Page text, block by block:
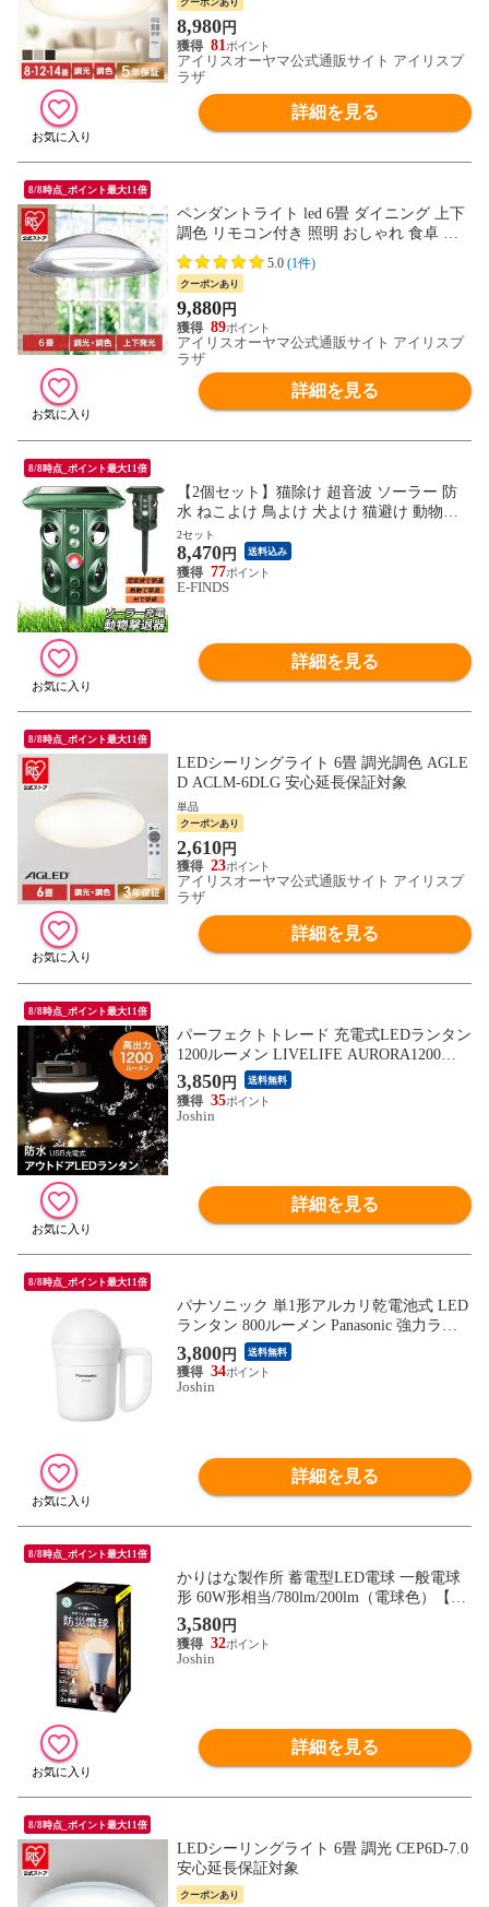
クーポンあり
8,980円
81
アイリスオーヤマ公式通販サイト アイリスプ
ラザ
詳細を見る
8/8時点_ポイント最大11倍
ペンダントライト led 6畳 ダイニング 上下
調色 リモコン付き 照明 おしゃれ 食卓 寝
室 天井 照明器具 吊り シンプル ライト リ
ビング 取付 簡単 新生活 アイリスオーヤマ
PL6DL-YA2 * 【安心延長保証対象】
5.0 (1件)
クーポンあり
9,880円
89
アイリスオーヤマ公式通販サイト アイリスプ
ラザ
詳細を見る
8/8時点_ポイント最大11倍
【2個セット】猫除け 超音波 ソーラー 防
水 ねこよけ 鳥よけ 犬よけ 猫避け 動物撃
退器 USB充電 ＆ ソーラー充電 LEDフラッ
シュライト 振動 5つ撃退モード 音量調整
可能 糞被害対策 鳥害対策 猫撃退 猫退治
鳥除け ネズミ除け 猫よけグッズ 害獣撃退
2セット
8,470円 送料込み
77
E-FINDS
詳細を見る
8/8時点_ポイント最大11倍
LEDシーリングライト 6畳 調光調色 AGLE
D ACLM-6DLG 安心延長保証対象
単品
クーポンあり
2,610円
23
アイリスオーヤマ公式通販サイト アイリスプ
ラザ
詳細を見る
8/8時点_ポイント最大11倍
パーフェクトトレード 充電式LEDランタン
1200ルーメン LIVELIFE AURORA1200
【返品種別A】
3,850円 送料無料
35
Joshin
詳細を見る
8/8時点_ポイント最大11倍
パナソニック 単1形アルカリ乾電池式 LED
ランタン 800ルーメン Panasonic 強力ラン
タン（でかランタン） BF-BL40K-W 【返
品種別A】
3,800円 送料無料
34
Joshin
詳細を見る
8/8時点_ポイント最大11倍
かりはな製作所 蓄電型LED電球 一般電球
形 60W形相当/780lm/200lm（電球色）【1
個】 防災LED電球 KS01N-OR 【返品種別
A】
3,580円
32
Joshin
詳細を見る
8/8時点_ポイント最大11倍
LEDシーリングライト 6畳 調光 CEP6D-7.0
安心延長保証対象
クーポンあり